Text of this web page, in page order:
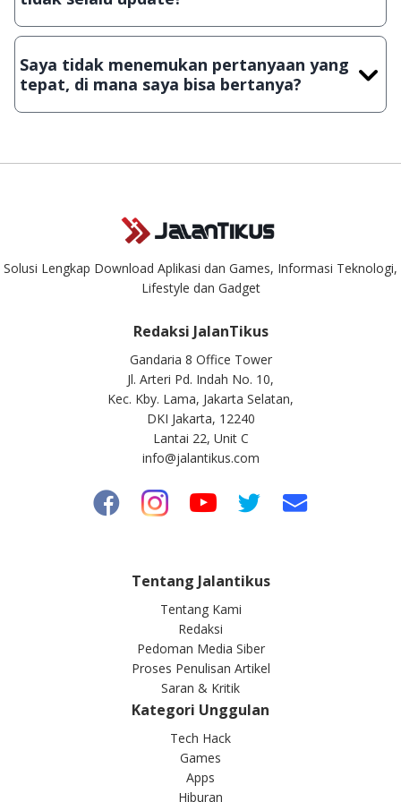
Demi menjaga kualitas aplikasi dan games yang ada di
download secara manual, sehingga kuota sebesar ribuan
aplikasi & games tidak dapat tercapai dalam waktu yang
singkat.
Saya tidak menemukan pertanyaan yang
tepat, di mana saya bisa bertanya?
Kami dengan senang hati menjawab setiap pertanyaan yang
Solusi Lengkap Download Aplikasi dan Games, Informasi Teknologi,
Lifestyle dan Gadget
Redaksi JalanTikus
Gandaria 8 Office Tower
Jl. Arteri Pd. Indah No. 10,
Kec. Kby. Lama, Jakarta Selatan,
DKI Jakarta, 12240
Lantai 22, Unit C
info@jalantikus.com
Tentang Jalantikus
Tentang Kami
Redaksi
Pedoman Media Siber
Proses Penulisan Artikel
Saran & Kritik
Kategori Unggulan
Tech Hack
Games
Apps
Hiburan